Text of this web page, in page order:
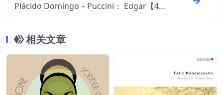
Plácido Domingo – Puccini： Edgar【44.
相关文章